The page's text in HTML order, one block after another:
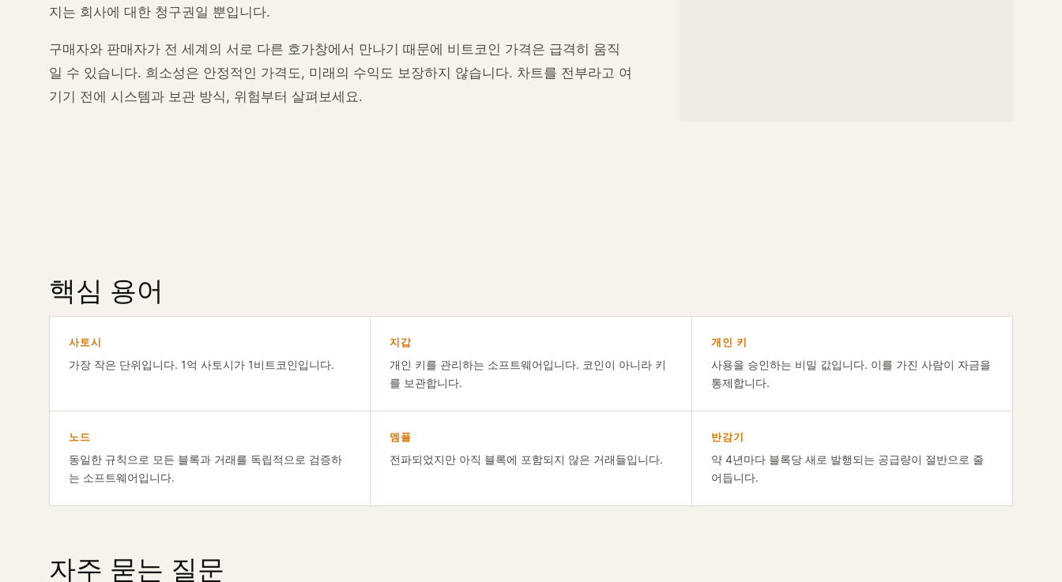
지는 회사에 대한 청구권일 뿐입니다.
구매자와 판매자가 전 세계의 서로 다른 호가창에서 만나기 때문에 비트코인 가격은 급격히 움직
일 수 있습니다. 희소성은 안정적인 가격도, 미래의 수익도 보장하지 않습니다. 차트를 전부라고 여
기기 전에 시스템과 보관 방식, 위험부터 살펴보세요.
핵심 용어
사토시
가장 작은 단위입니다. 1억 사토시가 1비트코인입니다.
지갑
개인 키를 관리하는 소프트웨어입니다. 코인이 아니라 키
를 보관합니다.
개인 키
사용을 승인하는 비밀 값입니다. 이를 가진 사람이 자금을
통제합니다.
노드
동일한 규칙으로 모든 블록과 거래를 독립적으로 검증하
는 소프트웨어입니다.
멤풀
전파되었지만 아직 블록에 포함되지 않은 거래들입니다.
반감기
약 4년마다 블록당 새로 발행되는 공급량이 절반으로 줄
어듭니다.
자주 묻는 질문